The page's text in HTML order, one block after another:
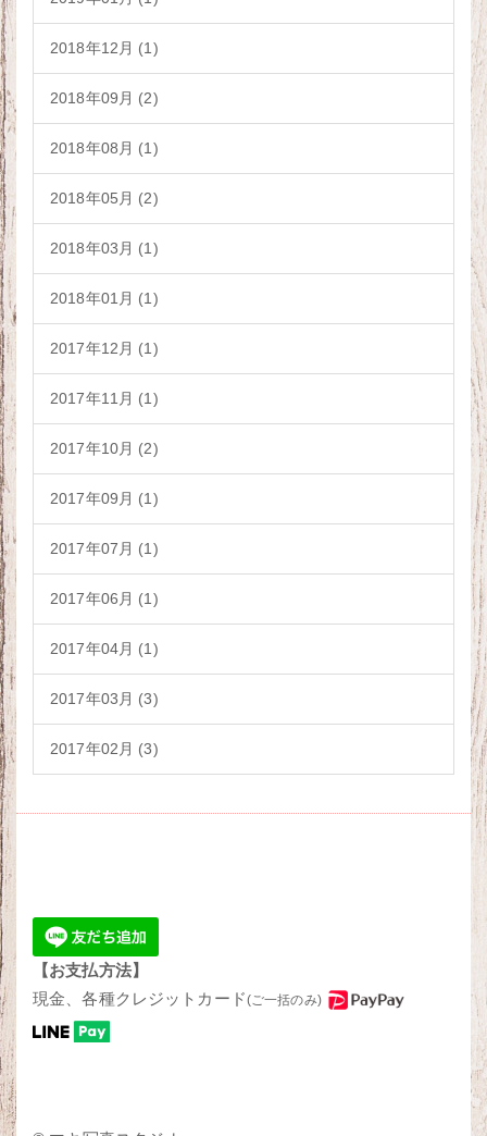
2018年12月 (1)
2018年09月 (2)
2018年08月 (1)
2018年05月 (2)
2018年03月 (1)
2018年01月 (1)
2017年12月 (1)
2017年11月 (1)
2017年10月 (2)
2017年09月 (1)
2017年07月 (1)
2017年06月 (1)
2017年04月 (1)
2017年03月 (3)
2017年02月 (3)
【お支払方法】
現金、各種クレジットカード(ご一括のみ)